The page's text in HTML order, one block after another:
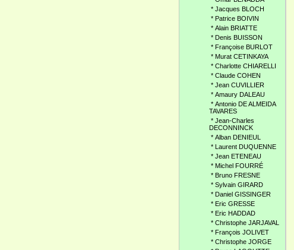
* Jacques BLOCH
* Patrice BOIVIN
* Alain BRIATTE
* Denis BUISSON
* Françoise BURLOT
* Murat CETINKAYA
* Charlotte CHIARELLI
* Claude COHEN
* Jean CUVILLIER
* Amaury DALEAU
* Antonio DE ALMEIDA
TAVARES
* Jean-Charles
DECONNINCK
* Alban DENIEUL
* Laurent DUQUENNE
* Jean ETENEAU
* Michel FOURRÉ
* Bruno FRESNE
* Sylvain GIRARD
* Daniel GISSINGER
* Eric GRESSE
* Eric HADDAD
* Christophe JARJAVAL
* François JOLIVET
* Christophe JORGE